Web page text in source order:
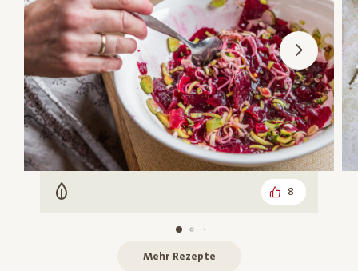
Vegetarisch 8
Mehr Rezepte